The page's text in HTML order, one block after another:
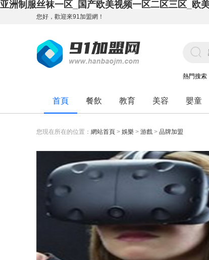
亚洲制服丝袜一区_国产欧美视频一区二区三区_欧
您好，歡迎來91加盟網！
熱門搜索
首頁 餐飲 教育 美容 嬰童
您現在所在的位置： 網站首頁 > 娛樂 > 游戲 > 品牌加盟